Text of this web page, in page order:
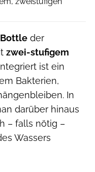
Bottle der
zwei-stufigem
ist ein
Bakterien,
In
darüber hinaus
– falls nötig –
Wassers